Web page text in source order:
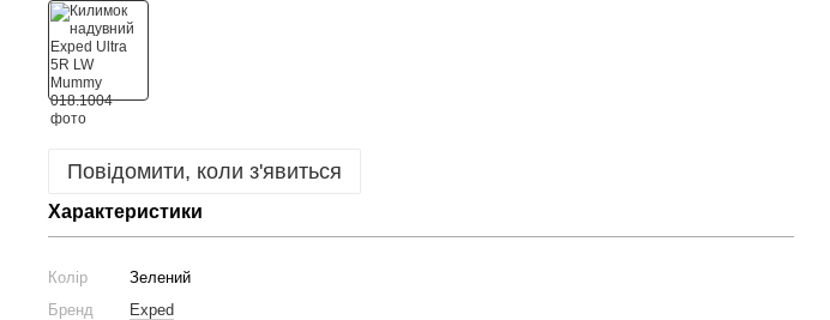
Повідомити, коли з'явиться
Характеристики
Колір
Зелений
Бренд
Exped